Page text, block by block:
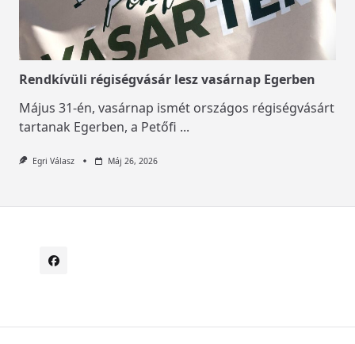
Rendkívüli régiségvásár lesz vasárnap Egerben
Május 31-én, vasárnap ismét országos régiségvásárt
tartanak Egerben, a Petőfi ...
Egri Válasz Máj 26, 2026